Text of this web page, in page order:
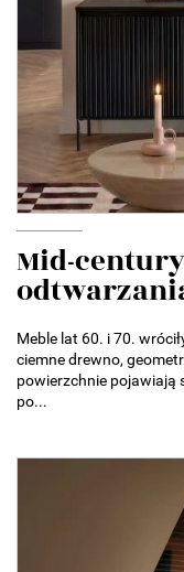
Mid-
Meble lat 60. i 70.
ciemne drewno,
powierzchnie pojawiają
po...